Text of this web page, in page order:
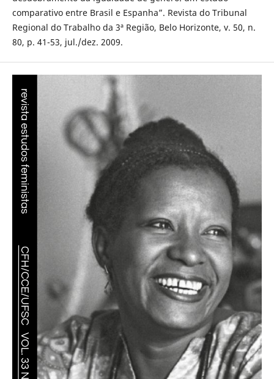
comparativo entre Brasil e Espanha”. Revista do Tribunal
Regional do Trabalho da 3ª Região, Belo Horizonte, v. 50, n.
80, p. 41-53, jul./dez. 2009.